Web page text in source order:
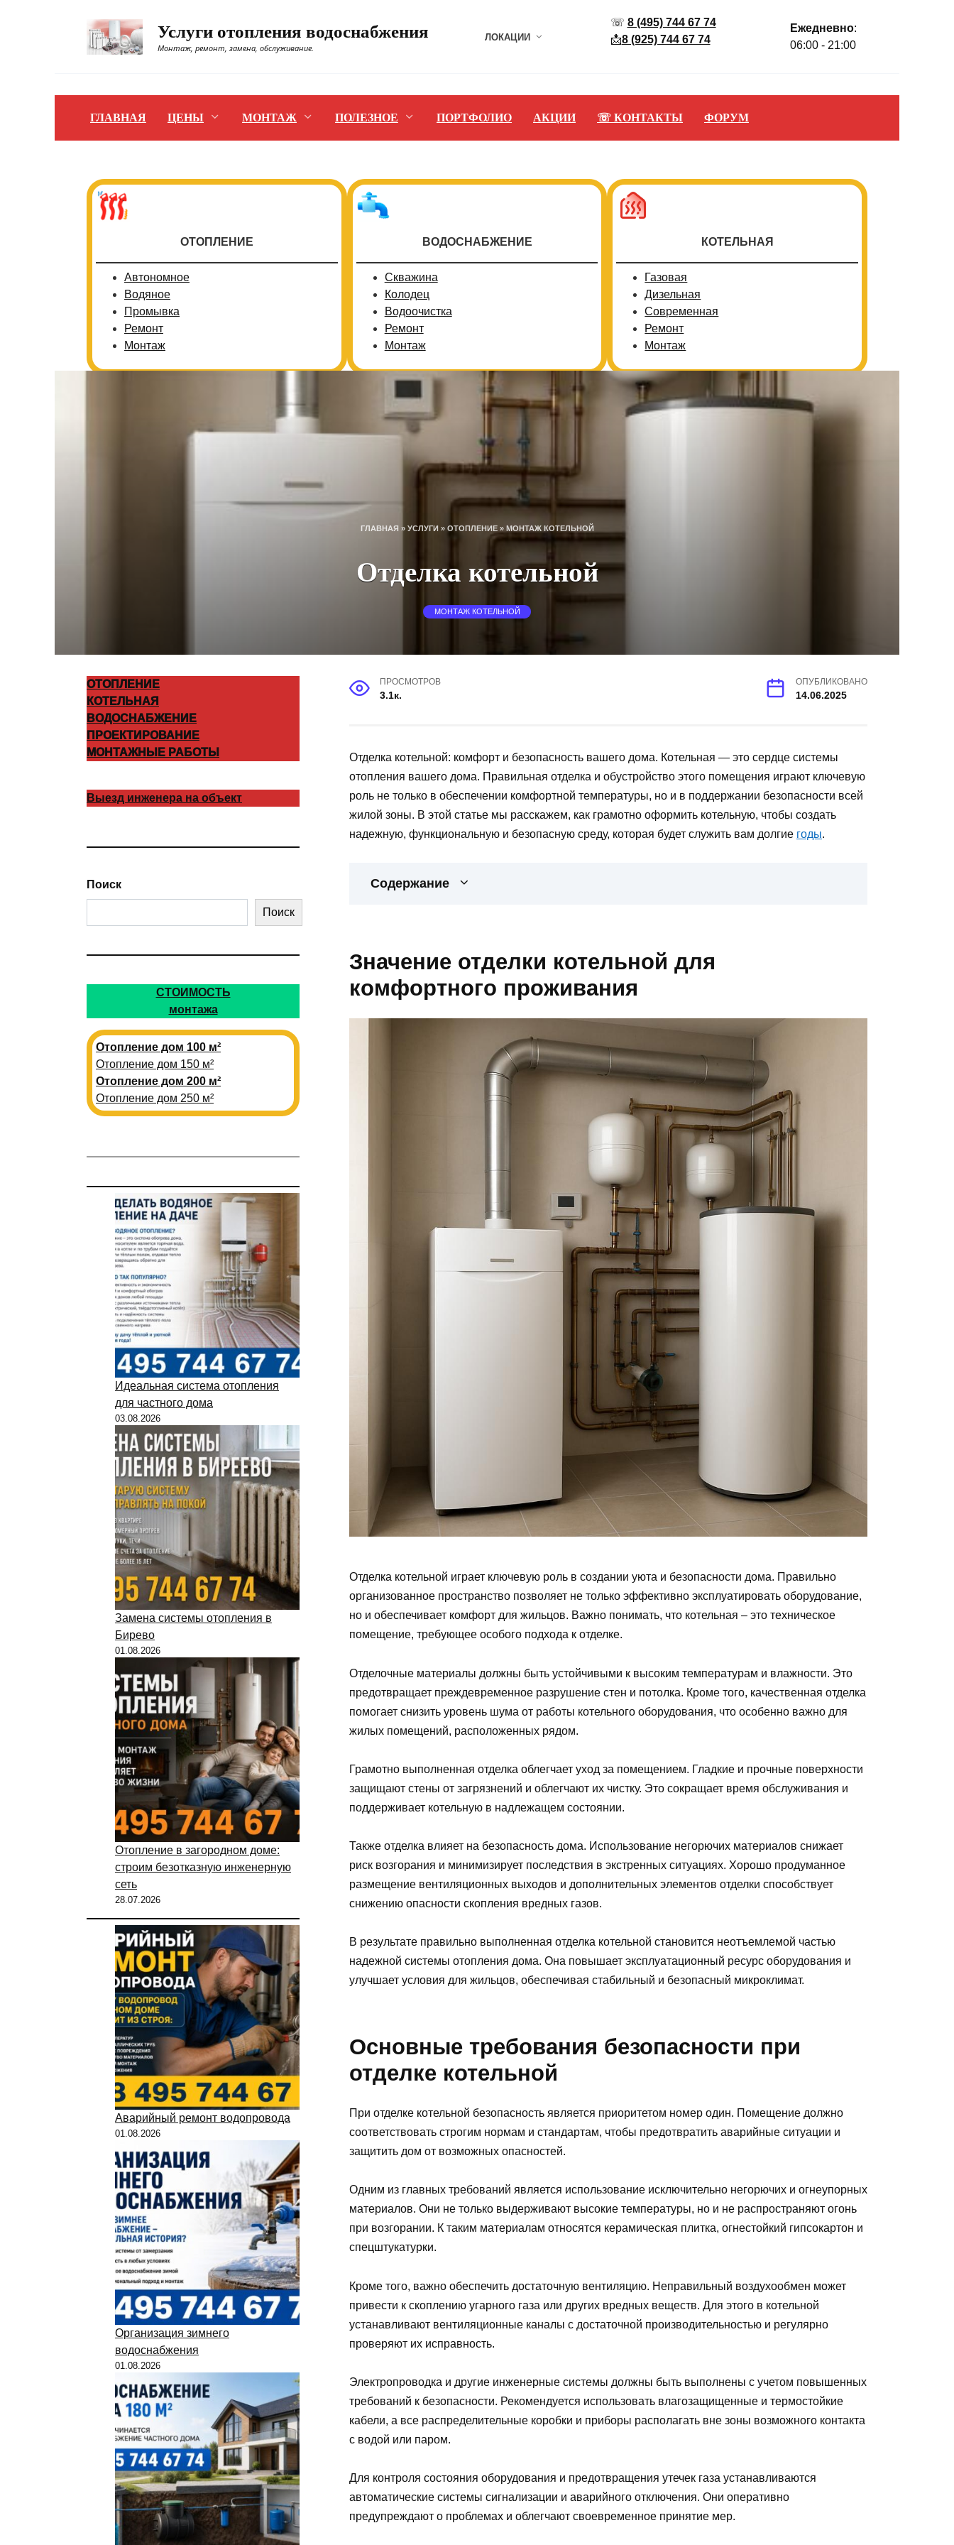
Услуги отопления водоснабжения
Монтаж, ремонт, замена, обслуживание.
ЛОКАЦИИ
☏ 8 (495) 744 67 74
📩8 (925) 744 67 74
Ежедневно:
06:00 - 21:00
ГЛАВНАЯ ЦЕНЫ МОНТАЖ ПОЛЕЗНОЕ ПОРТФОЛИО АКЦИИ ☏ КОНТАКТЫ ФОРУМ
ОТОПЛЕНИЕ
Автономное
Водяное
Промывка
Ремонт
Монтаж
ВОДОСНАБЖЕНИЕ
Скважина
Колодец
Водоочистка
Ремонт
Монтаж
КОТЕЛЬНАЯ
Газовая
Дизельная
Современная
Ремонт
Монтаж
ГЛАВНАЯ » УСЛУГИ» ОТОПЛЕНИЕ» МОНТАЖ КОТЕЛЬНОЙ
Отделка котельной
МОНТАЖ КОТЕЛЬНОЙ
ПРОСМОТРОВ
3.1к.
ОПУБЛИКОВАНО
14.06.2025
Отделка котельной: комфорт и безопасность вашего дома. Котельная — это сердце системы
отопления вашего дома. Правильная отделка и обустройство этого помещения играют ключевую
роль не только в обеспечении комфортной температуры, но и в поддержании безопасности всей
жилой зоны. В этой статье мы расскажем, как грамотно оформить котельную, чтобы создать
надежную, функциональную и безопасную среду, которая будет служить вам долгие годы.
Содержание
Значение отделки котельной для
комфортного проживания
Отделка котельной играет ключевую роль в создании уюта и безопасности дома. Правильно
организованное пространство позволяет не только эффективно эксплуатировать оборудование,
но и обеспечивает комфорт для жильцов. Важно понимать, что котельная – это техническое
помещение, требующее особого подхода к отделке.
Отделочные материалы должны быть устойчивыми к высоким температурам и влажности. Это
предотвращает преждевременное разрушение стен и потолка. Кроме того, качественная отделка
помогает снизить уровень шума от работы котельного оборудования, что особенно важно для
жилых помещений, расположенных рядом.
Грамотно выполненная отделка облегчает уход за помещением. Гладкие и прочные поверхности
защищают стены от загрязнений и облегчают их чистку. Это сокращает время обслуживания и
поддерживает котельную в надлежащем состоянии.
Также отделка влияет на безопасность дома. Использование негорючих материалов снижает
риск возгорания и минимизирует последствия в экстренных ситуациях. Хорошо продуманное
размещение вентиляционных выходов и дополнительных элементов отделки способствует
снижению опасности скопления вредных газов.
В результате правильно выполненная отделка котельной становится неотъемлемой частью
надежной системы отопления дома. Она повышает эксплуатационный ресурс оборудования и
улучшает условия для жильцов, обеспечивая стабильный и безопасный микроклимат.
Основные требования безопасности при
отделке котельной
При отделке котельной безопасность является приоритетом номер один. Помещение должно
соответствовать строгим нормам и стандартам, чтобы предотвратить аварийные ситуации и
защитить дом от возможных опасностей.
Одним из главных требований является использование исключительно негорючих и огнеупорных
материалов. Они не только выдерживают высокие температуры, но и не распространяют огонь
при возгорании. К таким материалам относятся керамическая плитка, огнестойкий гипсокартон и
спецштукатурки.
Кроме того, важно обеспечить достаточную вентиляцию. Неправильный воздухообмен может
привести к скоплению угарного газа или других вредных веществ. Для этого в котельной
устанавливают вентиляционные каналы с достаточной производительностью и регулярно
проверяют их исправность.
Электропроводка и другие инженерные системы должны быть выполнены с учетом повышенных
требований к безопасности. Рекомендуется использовать влагозащищенные и термостойкие
кабели, а все распределительные коробки и приборы располагать вне зоны возможного контакта
с водой или паром.
Для контроля состояния оборудования и предотвращения утечек газа устанавливаются
автоматические системы сигнализации и аварийного отключения. Они оперативно
предупреждают о проблемах и облегчают своевременное принятие мер.
ОТОПЛЕНИЕ
КОТЕЛЬНАЯ
ВОДОСНАБЖЕНИЕ
ПРОЕКТИРОВАНИЕ
МОНТАЖНЫЕ РАБОТЫ
Выезд инженера на объект
Поиск
Поиск
СТОИМОСТЬ
монтажа
Отопление дом 100 м²
Отопление дом 150 м²
Отопление дом 200 м²
Отопление дом 250 м²
Идеальная система отопления
для частного дома
03.08.2026
Замена системы отопления в
Бирево
01.08.2026
Отопление в загородном доме:
строим безотказную инженерную
сеть
28.07.2026
Аварийный ремонт водопровода
01.08.2026
Организация зимнего
водоснабжения
01.08.2026